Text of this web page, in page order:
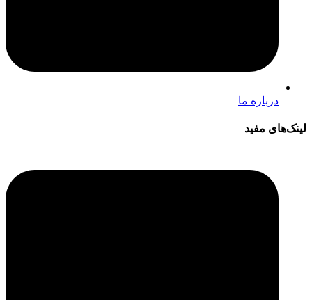
درباره ما
لینک‌های مفید